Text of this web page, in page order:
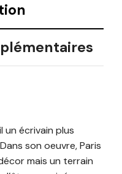
un écrivain plus
son oeuvre, Paris
mais un terrain